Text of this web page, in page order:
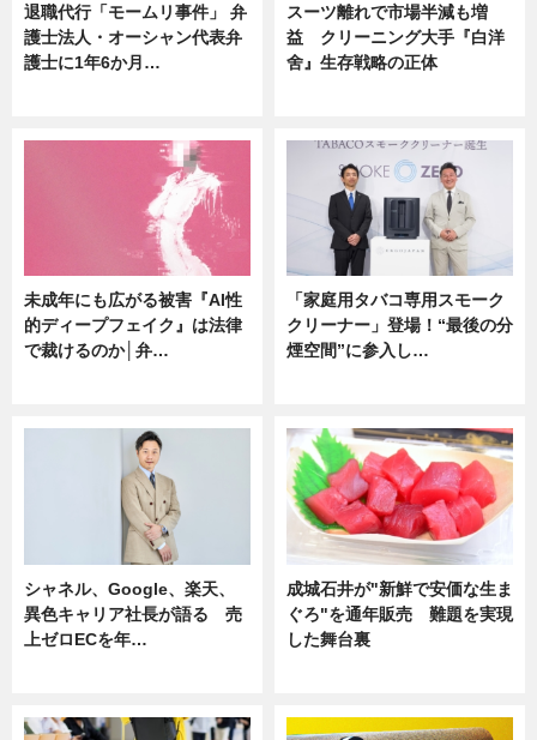
退職代行「モームリ事件」 弁
護士法人・オーシャン代表弁
護士に1年6か月…
スーツ離れで市場半減も増
益 クリーニング大手『白洋
舍』生存戦略の正体
未成年にも広がる被害『AI性
的ディープフェイク』は法律
で裁けるのか│弁…
「家庭用タバコ専用スモーク
クリーナー」登場！“最後の分
煙空間”に参入し…
シャネル、Google、楽天、
異色キャリア社長が語る 売
上ゼロECを年…
成城石井が"新鮮で安価な生ま
ぐろ"を通年販売 難題を実現
した舞台裏